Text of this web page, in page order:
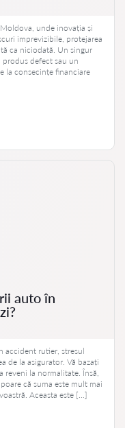
unde inovația și
imprevizibile, protejarea
ca niciodată. Un singur
defect sau un
la consecințe financiare
auto în
accident rutier, stresul
de la asigurator. Vă bazați
reveni la normalitate. Însă,
că suma este mult mai
Aceasta este […]